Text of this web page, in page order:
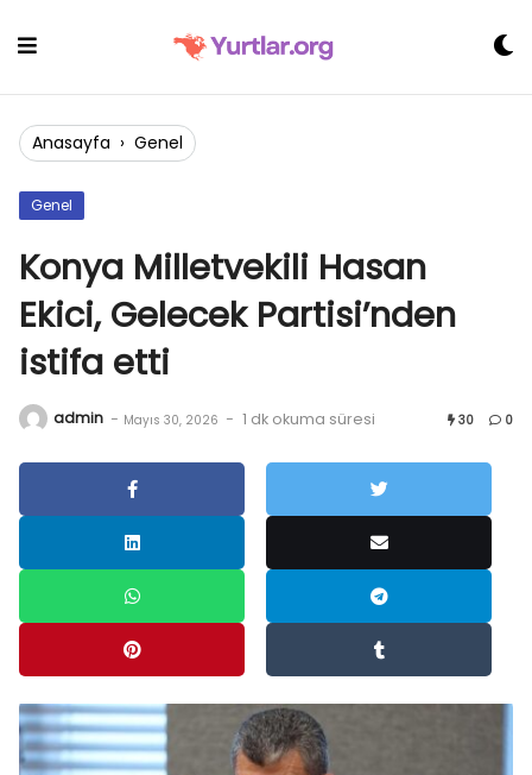
Anasayfa › Genel
Genel
Konya Milletvekili Hasan
Ekici, Gelecek Partisi’nden
istifa etti
admin - Mayıs 30, 2026 - 1 dk okuma süresi 30 0